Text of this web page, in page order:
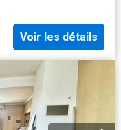
Voir les détails